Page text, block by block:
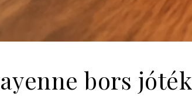
bors